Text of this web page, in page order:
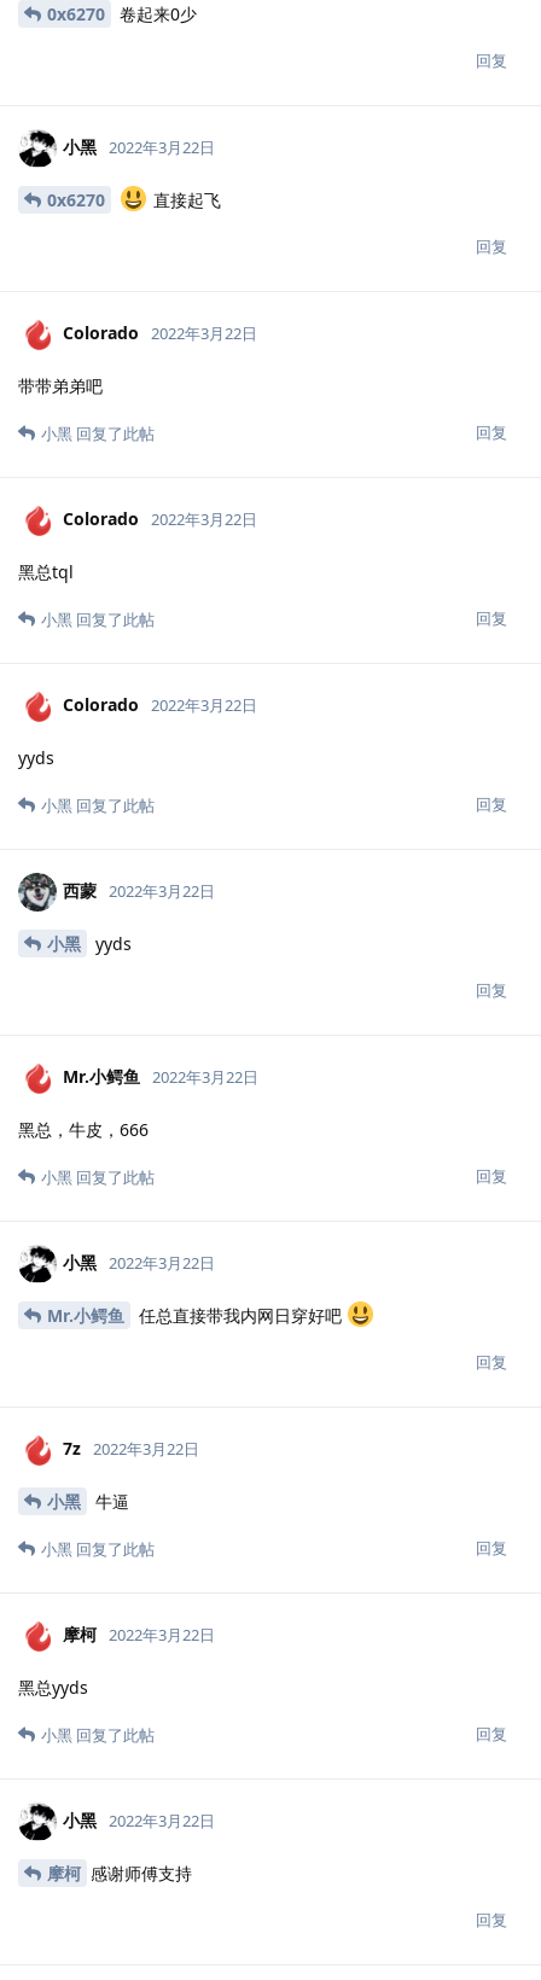
0x6270 卷起来0少
回复
小黑 2022年3月22日
0x6270 直接起飞
回复
Colorado 2022年3月22日
带带弟弟吧
回复
小黑 回复了此帖
Colorado 2022年3月22日
黑总tql
回复
小黑 回复了此帖
Colorado 2022年3月22日
yyds
回复
小黑 回复了此帖
西蒙 2022年3月22日
小黑 yyds
回复
Mr.小鳄鱼 2022年3月22日
黑总，牛皮，666
回复
小黑 回复了此帖
小黑 2022年3月22日
Mr.小鳄鱼 任总直接带我内网日穿好吧
回复
7z 2022年3月22日
小黑 牛逼
回复
小黑 回复了此帖
摩柯 2022年3月22日
黑总yyds
回复
小黑 回复了此帖
小黑 2022年3月22日
摩柯 感谢师傅支持
回复